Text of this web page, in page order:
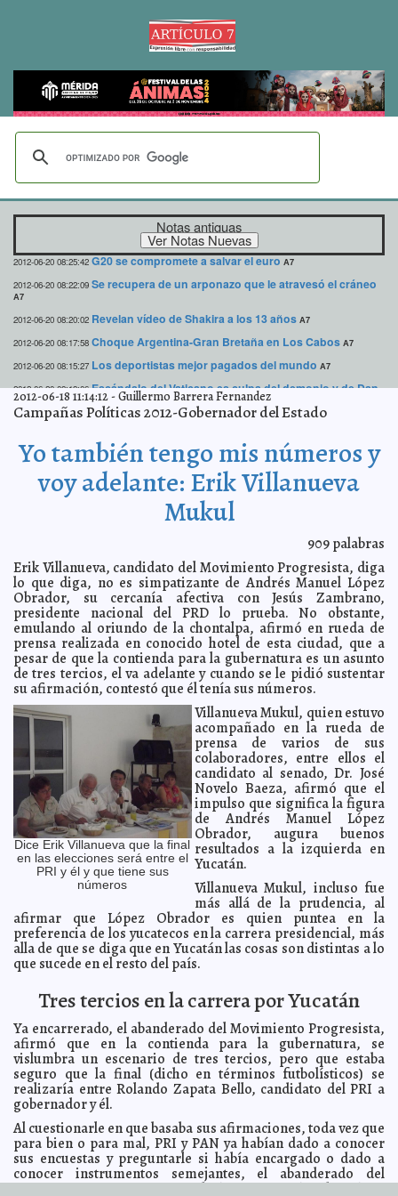
Notas antiguas
2012-06-20 08:25:42 G20 se compromete a salvar el euro A7
2012-06-20 08:22:09 Se recupera de un arponazo que le atravesó el cráneo
A7
2012-06-20 08:20:02 Revelan vídeo de Shakira a los 13 años A7
2012-06-20 08:17:58 Choque Argentina-Gran Bretaña en Los Cabos A7
2012-06-20 08:15:27 Los deportistas mejor pagados del mundo A7
2012-06-20 08:13:06 Escándalo del Vaticano es culpa del demonio y de Dan
Brown: Bertone A7
2012-06-20 08:10:55 Confiesa Obama que teme perder las elecciones
2012-06-20 08:05:35 Pescan a Obispo en pleno cuchi-cuchiA7
Carstens y el buey de la barranca A7
2012-06-20 08:01:07 Margarita Zavala no pudo estar en la Cumbre del G20
En el debate #YoSoy132, Josefina se gana confianza de
Revelan torturas que sufrió la Presidenta de Brasil A7
2012-06-19 13:44:29 No puede pretender ser gobernador quien fue el
promotor de las propuestas incumplidas de este gobierno : Joaquín
Díaz Mena Guillermo Barrera Fernandez
2012-06-19 11:14:09 Pide el PAN un rol más activo de los ciudadanos en la
vida política A7
2012-06-19 11:10:20 La incontinencia urinaria afecta tanto a hombres como
a mujeres: IMSS A7
2012-06-19 11:00:29 Debate estatal, mala noche para Zapata Bello
2012-06-19 10:45:48 Gobiernos de ciudadanos propone Salvador Vitelli A7
2012-06-19 10:38:38 Renán Barrera presenta proyecto piloto “Parque
Central”, que estaría ubicado en los terrenos de la PlanchaA7
2012-06-19 10:09:00 Debate de candidatos deja en claro quién es quien
Guillermo Barrera Fernandez
2012-06-19 08:59:44 Cumbre del G20: optimismo y compromisoA7
2012-06-19 08:57:42 EE. UU. pide tiempo para Grecia; Merkel, inconmovible
A7
2012-06-19 08:55:52 Shakira tendría peligrosa enfermedad
El NYT dedica amplio reportaje a 'El Chapo' Guzmán A7
2012-06-19 08:49:34 Josefina, la verdadera candidata ciudadana: Catón
2012-06-19 08:47:00 Falso hongo nuclear aterrorizó a pekineses A7
2012-06-19 08:42:33 Mitt Romney no ayudará a Europa
El ginseng fortalece a enfermos de cáncer
Obama y Putin piden fin de la violencia en Siria
2012-06-19 08:32:01 México participa en el tratado comercial más ambicioso
de la historia Franz de J. Fortuny Loret de Mola
2012-06-18 15:32:42 PRI "recicla" proyecto panista para el desarrollo
económico Lois Izquierdo
2012-06-18 13:53:43 Diego Galé se reúne Entre Amigos para grabar DVD
2012-06-18 13:31:10 Informe demuestra que la crianza de niños por
homosexuales no iguala a la del matrimonio heterosexual
Guillermo
Barrera Fernandez
Gobierno de ciudadanos: Salvador Vitelli
2012-06-18 11:14:12-Guillermo Barrera Fernandez
Campañas Políticas 2012-Gobernador del Estado
Yo también tengo mis números y
voy adelante: Erik Villanueva
Mukul
909palabras
Erik Villanueva, candidato del Movimiento Progresista, diga
lo que diga, no es simpatizante de Andrés Manuel López
Obrador, su cercanía afectiva con Jesús Zambrano,
presidente nacional del PRD lo prueba. No obstante,
emulando al oriundo de la chontalpa, afirmó en rueda de
prensa realizada en conocido hotel de esta ciudad, que a
pesar de que la contienda para la gubernatura es un asunto
de tres tercios, el va adelante y cuando se le pidió sustentar
su afirmación, contestó que él tenía sus números.
Dice Erik Villanueva que la final
en las elecciones será entre el
PRI y él y que tiene sus
números
Villanueva Mukul, quien estuvo
acompañado en la rueda de
prensa de varios de sus
colaboradores, entre ellos el
candidato al senado, Dr. José
Novelo Baeza, afirmó que el
impulso que significa la figura
de Andrés Manuel López
Obrador, augura buenos
resultados a la izquierda en
Yucatán.
Villanueva Mukul, incluso fue
más allá de la prudencia, al
afirmar que López Obrador es quien puntea en la
preferencia de los yucatecos en la carrera presidencial, más
alla de que se diga que en Yucatán las cosas son distintas a lo
que sucede en el resto del país.
Tres tercios en la carrera por Yucatán
Ya encarrerado, el abanderado del Movimiento Progresista,
afirmó que en la contienda para la gubernatura, se
vislumbra un escenario de tres tercios, pero que estaba
seguro que la final (dicho en términos futbolísticos) se
realizaría entre Rolando Zapata Bello, candidato del PRI a
gobernador y él.
Al cuestionarle en que basaba sus afirmaciones, toda vez que
para bien o para mal, PRI y PAN ya habían dado a conocer
sus encuestas y preguntarle si había encargado o dado a
conocer instrumentos semejantes, el abanderado del
Movimiento Progresista, indicó a imitación de López